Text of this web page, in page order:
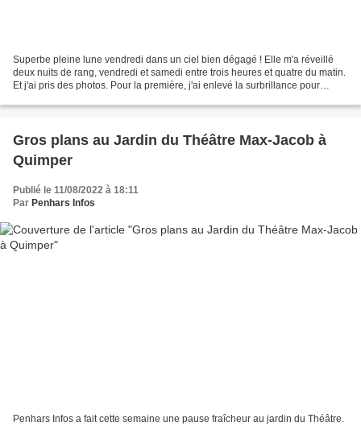
Superbe pleine lune vendredi dans un ciel bien dégagé ! Elle m'a réveillé
deux nuits de rang, vendredi et samedi entre trois heures et quatre du matin.
Et j'ai pris des photos. Pour la première, j'ai enlevé la surbrillance pour
Gros plans au Jardin du Théâtre Max-Jacob à
Quimper
Publié le 11/08/2022 à 18:11
Par Penhars Infos
Penhars Infos a fait cette semaine une pause fraîcheur au jardin du Théâtre.